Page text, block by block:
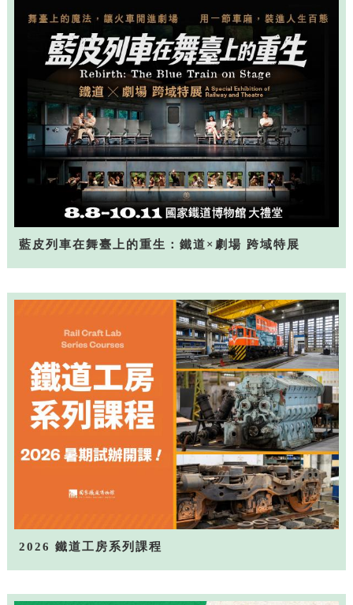
藍皮列車在舞臺上的重生：鐵道×劇場 跨域特展
2026 鐵道工房系列課程